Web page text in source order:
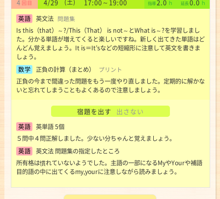
4 4/29 (土) 17:00～ 19:00 2.0 0.0
英語 英文法 問題集
Is this（that）～?/This（That） is not～とWhat is～?を学習しまし
た。分かる単語が増えてくると楽しいですね。新しく出てきた単語はど
んどん覚えましょう。It is＝It’sなどの短縮形に注意して英文を書きま
しょう。
数学
正負の計算（まとめ）
プリント
正負の今まで間違った問題をもう一度やり直しました。定期的に解かな
いと忘れてしまうこともよくあるので注意しましょう。
宿題を出す 出さない
英語
英単語 5個
５問中４問正解しました。少ない分ちゃんと覚えましょう。
英語
英文法 問題集の指定したところ
所有格は慣れていないようでした。主語の一部になるMyやYourや補語
目的語の中に出てくるmy,yourに注意しながら読みましょう。